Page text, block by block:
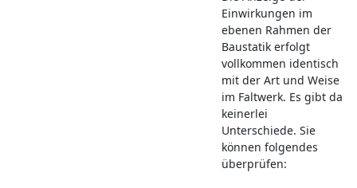
Einwirkungen im
ebenen Rahmen der
Baustatik erfolgt
vollkommen identisch
mit der Art und Weise
im Faltwerk. Es gibt da
keinerlei
Unterschiede. Sie
können folgendes
überprüfen: